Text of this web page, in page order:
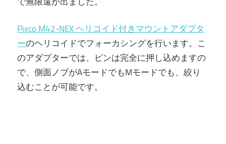
Pixco M42-NEX ヘリコイド付きマウントアダプタ
ーのヘリコイドでフォーカシングを行います。こ
のアダプターでは、ピンは完全に押し込めますの
で、側面ノブがAモードでもMモードでも、絞り
込むことが可能です。